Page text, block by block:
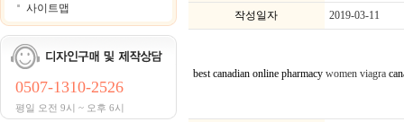
사이트맵
0507-1310-2526
평일 오전 9시 ~ 오후 6시
작성일자 2019-03-11
best canadian online pharmacy women viagra